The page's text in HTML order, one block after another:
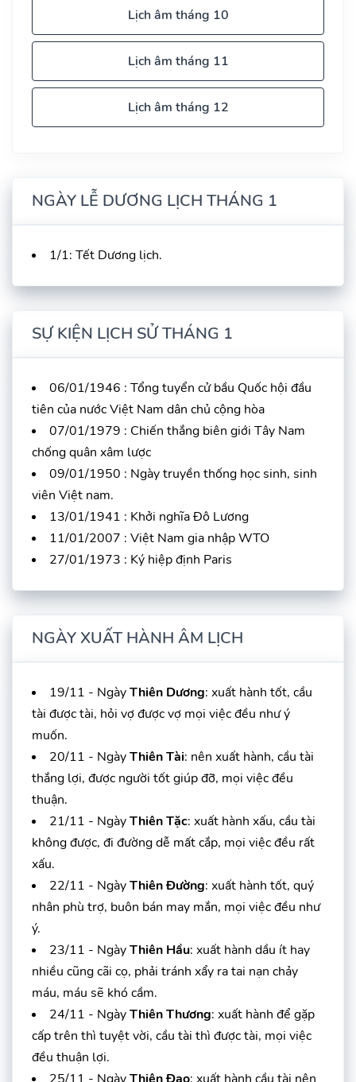
Lịch âm tháng 10
Lịch âm tháng 11
Lịch âm tháng 12
NGÀY LỄ DƯƠNG LỊCH THÁNG 1
1/1: Tết Dương lịch.
SỰ KIỆN LỊCH SỬ THÁNG 1
06/01/1946 : Tổng tuyển cử bầu Quốc hội đầu
tiên của nước Việt Nam dân chủ cộng hòa
07/01/1979 : Chiến thắng biên giới Tây Nam
chống quân xâm lược
09/01/1950 : Ngày truyền thống học sinh, sinh
viên Việt nam.
13/01/1941 : Khởi nghĩa Đô Lương
11/01/2007 : Việt Nam gia nhập WTO
27/01/1973 : Ký hiệp định Paris
NGÀY XUẤT HÀNH ÂM LỊCH
19/11 - NgàyThiên Dương: xuất hành tốt, cầu
tài được tài, hỏi vợ được vợ mọi việc đều như ý
muốn.
20/11 - NgàyThiên Tài: nên xuất hành, cầu tài
thắng lợi, được người tốt giúp đỡ, mọi việc đều
thuận.
21/11 - NgàyThiên Tặc: xuất hành xấu, cầu tài
không được, đi đường dễ mất cắp, mọi việc đều rất
xấu.
22/11 - NgàyThiên Đường: xuất hành tốt, quý
nhân phù trợ, buôn bán may mắn, mọi việc đều như
ý.
23/11 - NgàyThiên Hầu: xuất hành dầu ít hay
nhiều cũng cãi cọ, phải tránh xẩy ra tai nạn chảy
máu, máu sẽ khó cầm.
24/11 - NgàyThiên Thương: xuất hành để gặp
cấp trên thì tuyệt vời, cầu tài thì được tài, mọi việc
đều thuận lợi.